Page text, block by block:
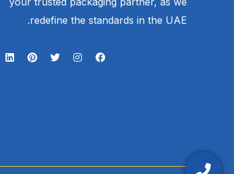
redefine the standards in the UAE.